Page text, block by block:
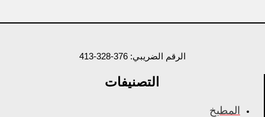
الرقم الضريبي: 376-328-413
التصنيفات
المطبخ